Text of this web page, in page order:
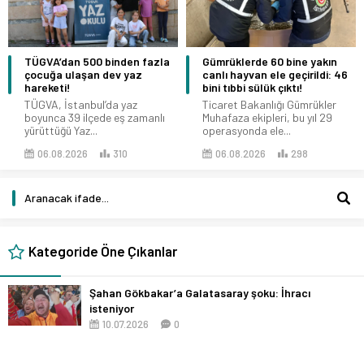
TÜGVA’dan 500 binden fazla
çocuğa ulaşan dev yaz
hareketi!
TÜGVA, İstanbul’da yaz
boyunca 39 ilçede eş zamanlı
yürüttüğü Yaz...
06.08.2026 310
Gümrüklerde 60 bine yakın
canlı hayvan ele geçirildi: 46
bini tıbbi sülük çıktı!
Ticaret Bakanlığı Gümrükler
Muhafaza ekipleri, bu yıl 29
operasyonda ele...
06.08.2026 298
Kategoride Öne Çıkanlar
Şahan Gökbakar’a Galatasaray şoku: İhracı
isteniyor
10.07.2026 0